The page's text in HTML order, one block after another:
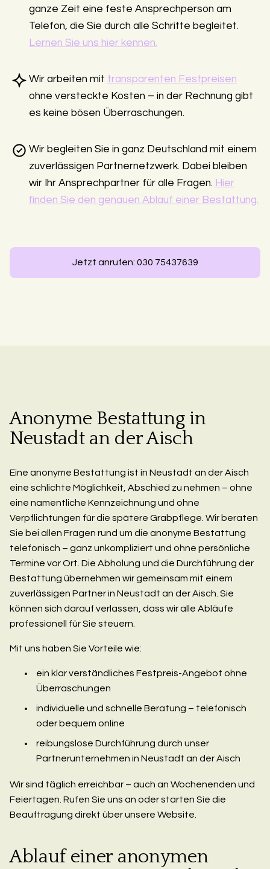
ganze Zeit eine feste Ansprechperson am
Telefon, die Sie durch alle Schritte begleitet.
Lernen Sie uns hier kennen.
Wir arbeiten mit transparenten Festpreisen
ohne versteckte Kosten – in der Rechnung gibt
es keine bösen Überraschungen.
Wir begleiten Sie in ganz Deutschland mit einem
zuverlässigen Partnernetzwerk. Dabei bleiben
wir Ihr Ansprechpartner für alle Fragen. Hier
finden Sie den genauen Ablauf einer Bestattung.
Jetzt anrufen: 030 75437639
Anonyme Bestattung in
Neustadt an der Aisch
Eine anonyme Bestattung ist in Neustadt an der Aisch
eine schlichte Möglichkeit, Abschied zu nehmen – ohne
eine namentliche Kennzeichnung und ohne
Verpflichtungen für die spätere Grabpflege. Wir beraten
Sie bei allen Fragen rund um die anonyme Bestattung
telefonisch – ganz unkompliziert und ohne persönliche
Termine vor Ort. Die Abholung und die Durchführung der
Bestattung übernehmen wir gemeinsam mit einem
zuverlässigen Partner in Neustadt an der Aisch. Sie
können sich darauf verlassen, dass wir alle Abläufe
professionell für Sie steuern.
Mit uns haben Sie Vorteile wie:
ein klar verständliches Festpreis-Angebot ohne
Überraschungen
individuelle und schnelle Beratung – telefonisch
oder bequem online
reibungslose Durchführung durch unser
Partnerunternehmen in Neustadt an der Aisch
Wir sind täglich erreichbar – auch an Wochenenden und
Feiertagen. Rufen Sie uns an oder starten Sie die
Beauftragung direkt über unsere Website.
Ablauf einer anonymen